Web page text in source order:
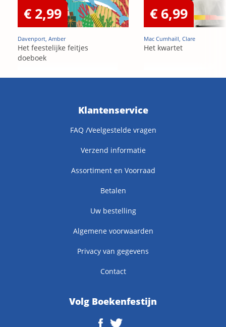
€ 2,99
Davenport, Amber
Het feestelijke feitjes
doeboek
€ 6,99
Mac Cumhaill, Clare
Het kwartet
Klantenservice
FAQ /Veelgestelde vragen
Verzend informatie
Assortiment en Voorraad
Betalen
Uw bestelling
Algemene voorwaarden
Privacy van gegevens
Contact
Volg Boekenfestijn